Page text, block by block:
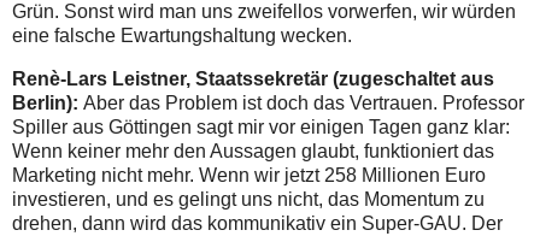
Grün. Sonst wird man uns zweifellos vorwerfen, wir würden
eine falsche Ewartungshaltung wecken.
Renè-Lars Leistner, Staatssekretär (zugeschaltet aus
Berlin): Aber das Problem ist doch das Vertrauen. Professor
Spiller aus Göttingen sagt mir vor einigen Tagen ganz klar:
Wenn keiner mehr den Aussagen glaubt, funktioniert das
Marketing nicht mehr. Wenn wir jetzt 258 Millionen Euro
investieren, und es gelingt uns nicht, das Momentum zu
drehen, dann wird das kommunikativ ein Super-GAU. Der